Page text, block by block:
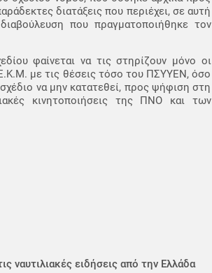
διατάξεις που περιέχει, σε αυτή
που πραγματοποιήθηκε τον
φαίνεται να τις στηρίζουν μόνο οι
με τις θέσεις τόσο του ΠΣΥΥΕΝ, όσο
να μην κατατεθεί, προς ψήφιση στη
κινητοποιήσεις της ΠΝΟ και των
ναυτιλιακές ειδήσεις από την Ελλάδα